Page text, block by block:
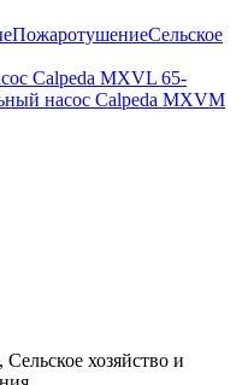
ПожаротушениеСельское
Calpeda MXVL 65-
насос Calpeda MXVM
хозяйство и